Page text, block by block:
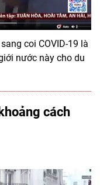
coi COVID-19 là
nước này cho du
cách